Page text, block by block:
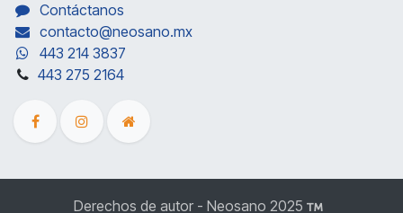
Contáctanos
contacto@neosano.mx
443 214 3837
443 275 2164
Derechos de autor - Neosano 2025